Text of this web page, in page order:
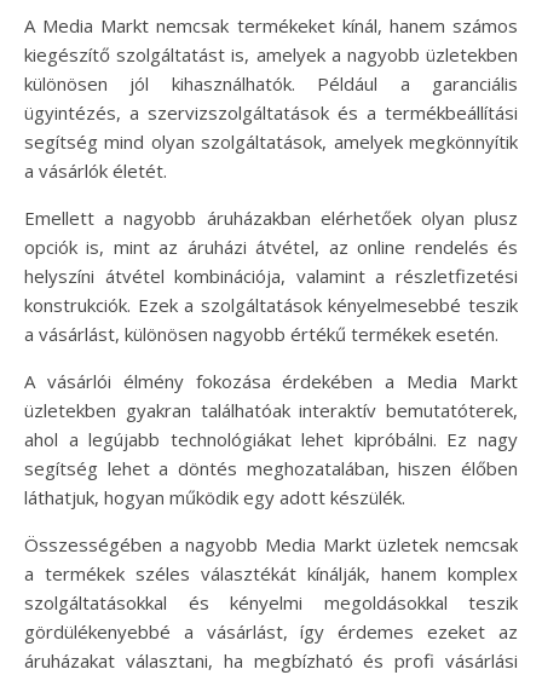
A Media Markt nemcsak termékeket kínál, hanem számos
kiegészítő szolgáltatást is, amelyek a nagyobb üzletekben
különösen jól kihasználhatók. Például a garanciális
ügyintézés, a szervizszolgáltatások és a termékbeállítási
segítség mind olyan szolgáltatások, amelyek megkönnyítik
a vásárlók életét.
Emellett a nagyobb áruházakban elérhetőek olyan plusz
opciók is, mint az áruházi átvétel, az online rendelés és
helyszíni átvétel kombinációja, valamint a részletfizetési
konstrukciók. Ezek a szolgáltatások kényelmesebbé teszik
a vásárlást, különösen nagyobb értékű termékek esetén.
A vásárlói élmény fokozása érdekében a Media Markt
üzletekben gyakran találhatóak interaktív bemutatóterek,
ahol a legújabb technológiákat lehet kipróbálni. Ez nagy
segítség lehet a döntés meghozatalában, hiszen élőben
láthatjuk, hogyan működik egy adott készülék.
Összességében a nagyobb Media Markt üzletek nemcsak
a termékek széles választékát kínálják, hanem komplex
szolgáltatásokkal és kényelmi megoldásokkal teszik
gördülékenyebbé a vásárlást, így érdemes ezeket az
áruházakat választani, ha megbízható és profi vásárlási